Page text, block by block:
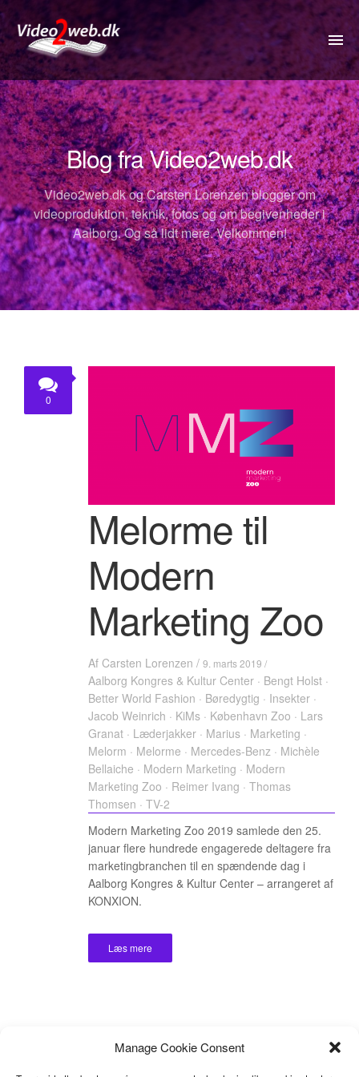
Manage Cookie Consent
VIDEO
DRONE
360VIDEO
KOMMUNIKATION
FOTOS
REJSETIP
OM
KONTAKT
Blog fra Video2web.dk
Video2web.dk og Carsten Lorenzen blogger om
videoproduktion, teknik, fotos og om begivenheder i
Aalborg. Og så lidt mere. Velkommen!
0
Melorme til
Modern
Marketing Zoo
Af Carsten Lorenzen / 9. marts 2019 /
Aalborg Kongres & Kultur Center · Bengt Holst ·
Better World Fashion · Børedygtig · Insekter ·
Jacob Weinrich · KiMs · København Zoo · Lars
Granat · Læderjakker · Marius · Marketing ·
Melorm · Melorme · Mercedes-Benz · Michèle
Bellaiche · Modern Marketing · Modern
Marketing Zoo · Reimer Ivang · Thomas
Thomsen · TV-2
Modern Marketing Zoo 2019 samlede den 25.
januar flere hundrede engagerede deltagere fra
marketingbranchen til en spændende dag i
Aalborg Kongres & Kultur Center – arrangeret af
KONXION.
Læs mere